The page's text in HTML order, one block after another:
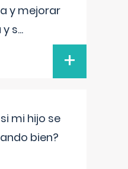
y mejorar
s...
+
mi hijo se
bien?